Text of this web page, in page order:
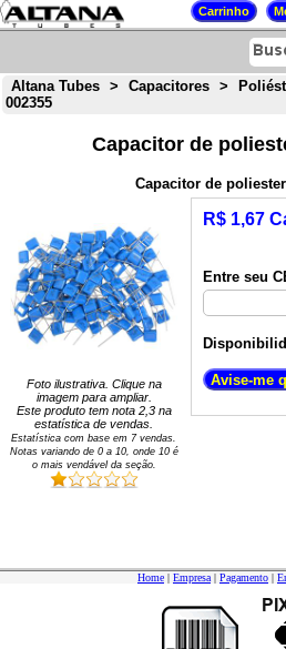
Altana Tubes > Capacitores >
002355
Capacitor de
Capacitor de
Foto ilustrativa. Clique na
imagem para ampliar.
Este produto tem nota 2,3na
estatística de vendas.
Estatística com base em 7vendas.
Notas variando de 0a 10, onde 10 é
o mais vendável da seção.
R$ 1,67
Entre seu
Home | Empresa | Pagamento |